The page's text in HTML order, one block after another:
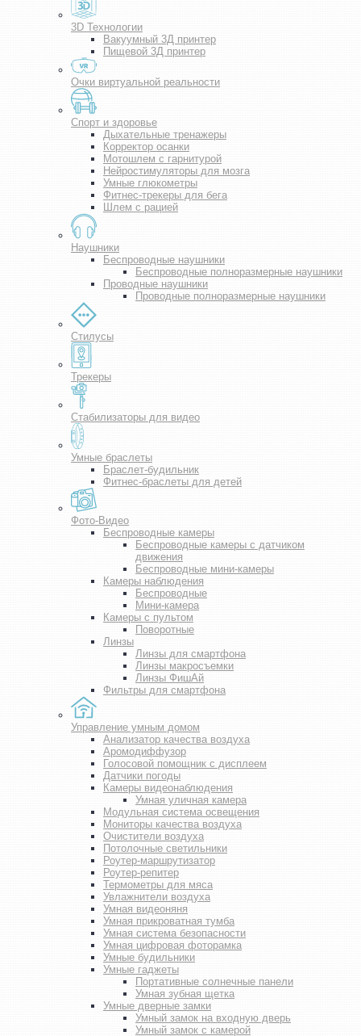
3D Технологии
Вакуумный 3Д принтер
Пищевой 3Д принтер
Очки виртуальной реальности
Спорт и здоровье
Дыхательные тренажеры
Корректор осанки
Мотошлем с гарнитурой
Нейростимуляторы для мозга
Умные глюкометры
Фитнес-трекеры для бега
Шлем с рацией
Наушники
Беспроводные наушники
Беспроводные полноразмерные наушники
Проводные наушники
Проводные полноразмерные наушники
Стилусы
Трекеры
Стабилизаторы для видео
Умные браслеты
Браслет-будильник
Фитнес-браслеты для детей
Фото-Видео
Беспроводные камеры
Беспроводные камеры с датчиком
движения
Беспроводные мини-камеры
Камеры наблюдения
Беспроводные
Мини-камера
Камеры с пультом
Поворотные
Линзы
Линзы для смартфона
Линзы макросъемки
Линзы ФишАй
Фильтры для смартфона
Управление умным домом
Анализатор качества воздуха
Аромодиффузор
Голосовой помощник с дисплеем
Датчики погоды
Камеры видеонаблюдения
Умная уличная камера
Модульная система освещения
Мониторы качества воздуха
Очистители воздуха
Потолочные светильники
Роутер-маршрутизатор
Роутер-репитер
Термометры для мяса
Увлажнители воздуха
Умная видеоняня
Умная прикроватная тумба
Умная система безопасности
Умная цифровая фоторамка
Умные будильники
Умные гаджеты
Портативные солнечные панели
Умная зубная щетка
Умные дверные замки
Умный замок на входную дверь
Умный замок с камерой